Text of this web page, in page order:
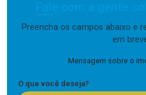
Preencha os campos abaixo e
em
Mensagem sobre o
O que você deseja?